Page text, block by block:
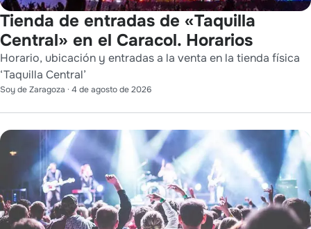
Tienda de entradas de «Taquilla
Central» en el Caracol. Horarios
Horario, ubicación y entradas a la venta en la tienda física
‘Taquilla Central’
Soy de Zaragoza · 4 de agosto de 2026